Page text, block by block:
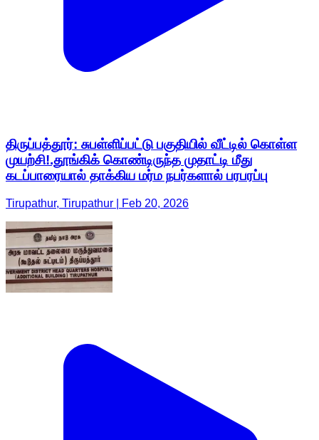
திருப்பத்தூர்: சுபள்ளிப்பட்டு பகுதியில் வீட்டில் கொள்ள
முயற்சி!.தூங்கிக் கொண்டிருந்த முதாட்டி மீது
கடப்பாரையால் தாக்கிய மர்ம நபர்களால் பரபரப்பு
Tirupathur, Tirupathur | Feb 20, 2026